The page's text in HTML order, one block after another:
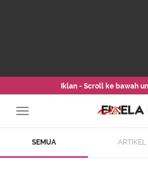
Iklan - Scroll ke bawah
SEMUA ARTIKEL